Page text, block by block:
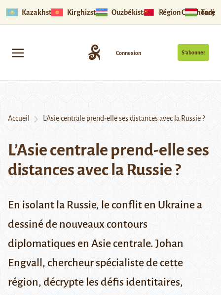
Kazakhstan Kirghizstan Ouzbékistan Région Ouïghoure
S’abonner
Connexion
Accueil L’Asie centrale prend-elle ses distances avec la Russie ?
L’Asie centrale prend-elle ses
distances avec la Russie ?
En isolant la Russie, le conflit en Ukraine a
dessiné de nouveaux contours
diplomatiques en Asie centrale. Johan
Engvall, chercheur spécialiste de cette
région, décrypte les défis identitaires,